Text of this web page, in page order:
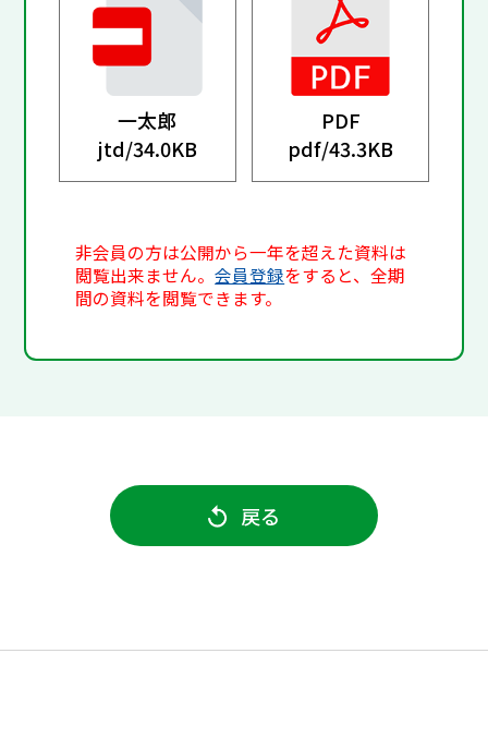
一太郎
jtd/34.0KB
PDF
pdf/43.3KB
非会員の方は公開から一年を超えた資料は
閲覧出来ません。会員登録をすると、全期
間の資料を閲覧できます。
戻る